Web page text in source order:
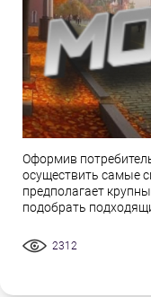
Оформив
осуществить самые
предполагает
подобрать
2312